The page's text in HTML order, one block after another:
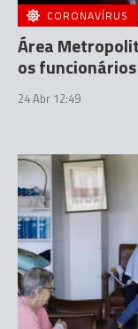
CORONAVÍRUS
Área
os
24 Abr 12:49